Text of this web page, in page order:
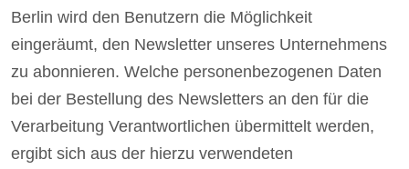
Berlin wird den Benutzern die Möglichkeit
eingeräumt, den Newsletter unseres Unternehmens
zu abonnieren. Welche personenbezogenen Daten
bei der Bestellung des Newsletters an den für die
Verarbeitung Verantwortlichen übermittelt werden,
ergibt sich aus der hierzu verwendeten